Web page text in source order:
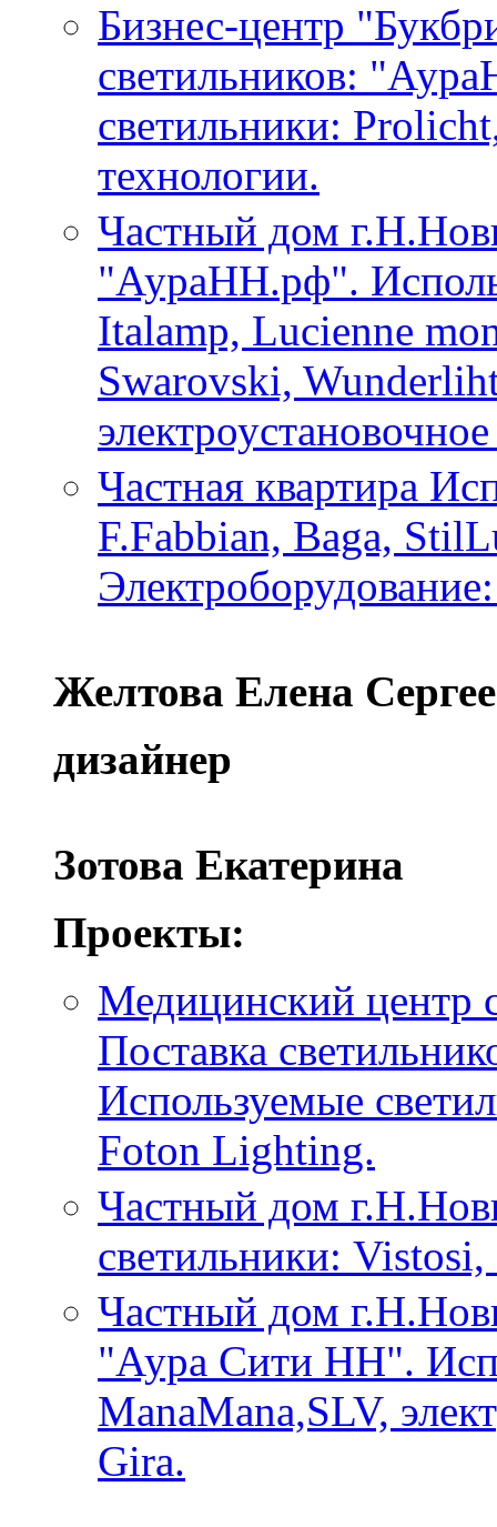
Бизнес-центр
светильников:
светильники:
технологии.
Частный дом
"АураНН.рф".
Italamp, Lucienne
Swarovski,
Частная квартира
F.Fabbian, Baga,
Желтова Елена
дизайнер
Зотова Екатерина
Проекты:
Медицинский центр
Поставка
Используемые
Foton Lighting.
Частный дом
светильники:
Частный дом
"Аура Сити НН".
ManaMana,SLV,
Gira.